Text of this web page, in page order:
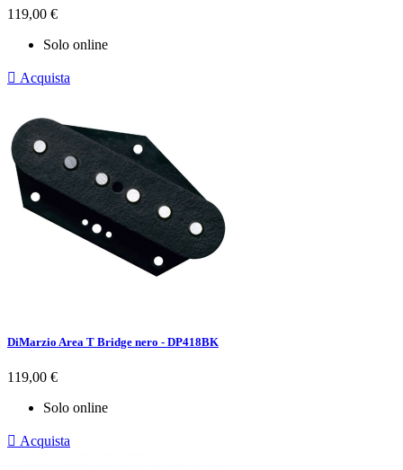
Prezzo
119,00 €
Solo online
 Acquista
DiMarzio Area T Bridge nero - DP418BK
Prezzo
119,00 €
Solo online
 Acquista